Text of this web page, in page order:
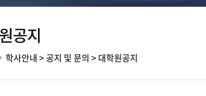
공지
학사안내 >공지 및 문의 > 대학원공지